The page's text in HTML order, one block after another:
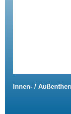
Innen- /